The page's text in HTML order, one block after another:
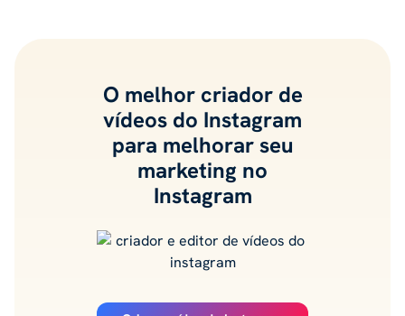
O melhor criador de
vídeos do Instagram
para melhorar seu
marketing no
Instagram